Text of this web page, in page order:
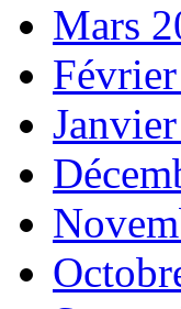
Mars